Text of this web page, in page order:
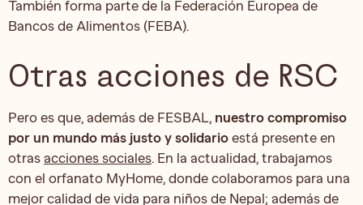
También forma parte de la Federación Europea de
Bancos de Alimentos (FEBA).
Otras acciones de RSC
Pero es que, además de FESBAL, nuestro compromiso
por un mundo más justo y solidario está presente en
otras acciones sociales. En la actualidad, trabajamos
con el orfanato MyHome, donde colaboramos para una
mejor calidad de vida para niños de Nepal; además de